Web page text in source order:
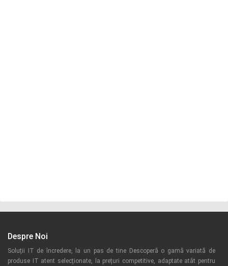
Despre Noi
Soluții IT de încredere, la un pas de tine Descoperă o gamă variată de
produse IT atent selecționate, la prețuri competitive, adaptate atât pentru